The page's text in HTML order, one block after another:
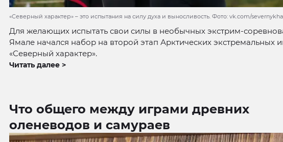
«Северный характер» – это испытания на силу духа и выносливость. Фото: vk.com/
Для желающих испытать свои силы в необычных экстрим-
Ямале начался набор на второй этап Арктических экстремальных
«Северный характер».
Читать далее >
Что общего между играми древних
оленеводов и самураев